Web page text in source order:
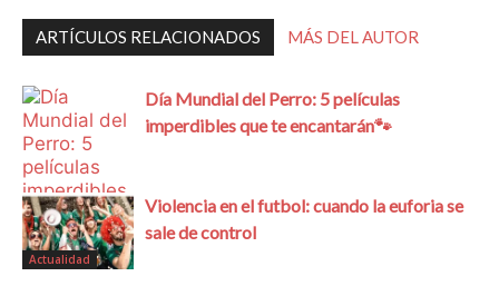
ARTÍCULOS RELACIONADOS MÁS DEL AUTOR
Actualidad
Día Mundial del Perro: 5 películas
imperdibles que te encantarán🐾
Actualidad
Violencia en el futbol: cuando la euforia se
sale de control